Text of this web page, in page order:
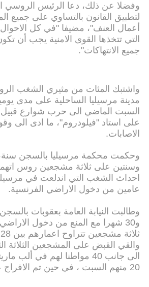
وفضلا عن ذلك، دعا الرئيس الروسي
لتطبيق القانون بالتساوي على جميع
أعمال العنف"، مضيفا "في كل
التي تتخذها القوى الامنية يجب أن
جميع الانتهاكات".
واشتبك المئات من مثيري الشغب
مدينة مرسيليا الساحلية على مدى
السبت الماضي الى حرب شوارع قبيل
على استاد "فيلودروم"، ما ادى الى
الاصابات.
وحكمت محكمة مرسيليا بالسجن
وسنتين على ثلاثة مشجعين روس
احداث الشغب التي اندلعت في
عامين من دخول الاراضي الفرنسية.
وطالبت النيابة العامة بعقوبات
و30 شهرا مع المنع من دخول
والقي القبض على المشجعين الثلاثة
الى جانب 40 مواطنا لهم في
20 منهم السبت ، في حين تم الافراج عن الـ20 الاخرين.